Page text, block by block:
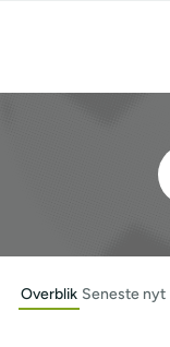
Overblik Seneste nyt